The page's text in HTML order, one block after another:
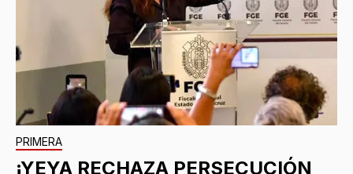
PRIMERA
¡YEYA RECHAZA PERSECUCIÓN